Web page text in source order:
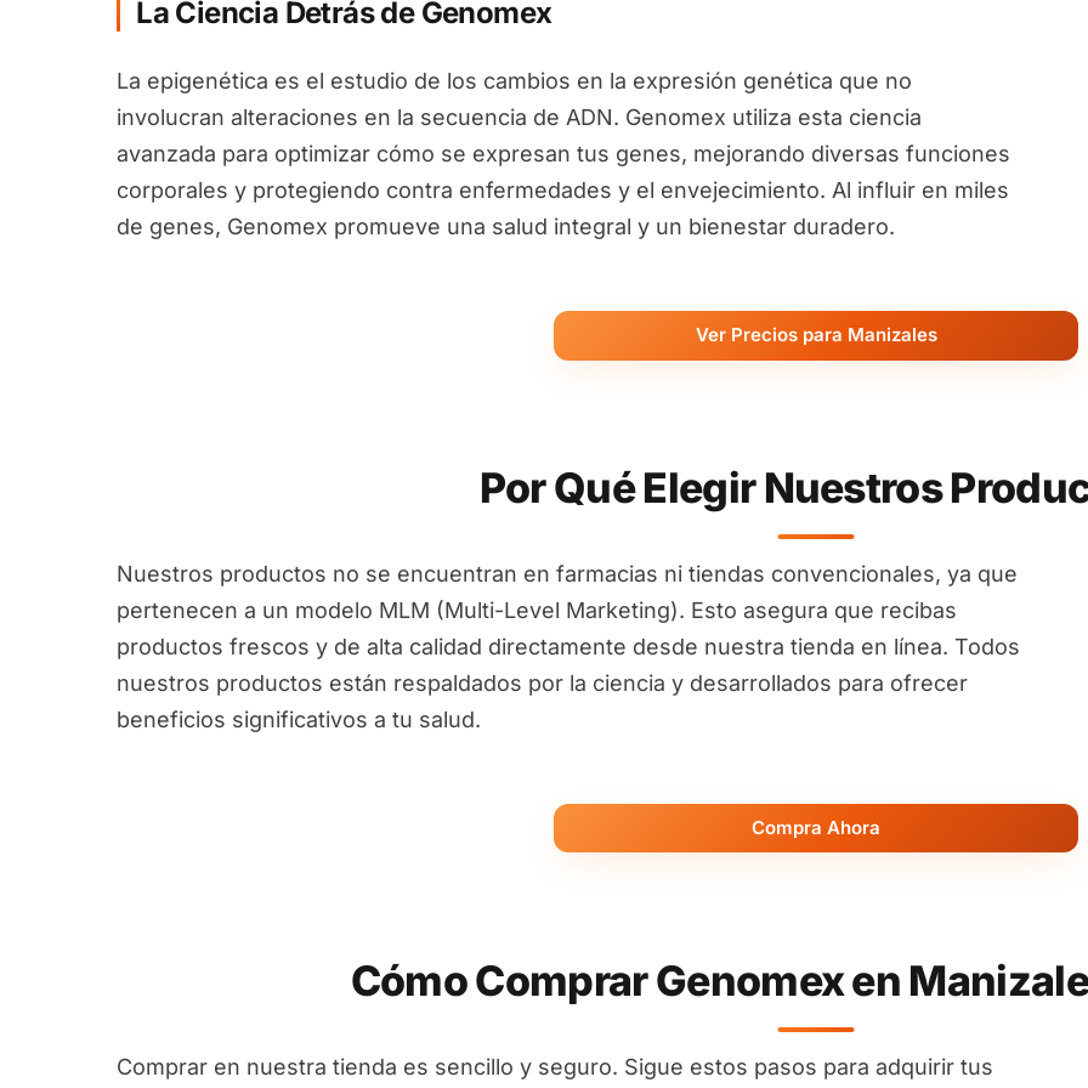
La Ciencia Detrás de Genomex
La epigenética es el estudio de los cambios en la expresión genética que no
involucran alteraciones en la secuencia de ADN. Genomex utiliza esta ciencia
avanzada para optimizar cómo se expresan tus genes, mejorando diversas funciones
corporales y protegiendo contra enfermedades y el envejecimiento. Al influir en miles
de genes, Genomex promueve una salud integral y un bienestar duradero.
Ver Precios para Manizales
Por Qué Elegir Nuestros
Nuestros productos no se encuentran en farmacias ni tiendas convencionales, ya que
pertenecen a un modelo MLM (Multi-Level Marketing). Esto asegura que recibas
productos frescos y de alta calidad directamente desde nuestra tienda en línea. Todos
nuestros productos están respaldados por la ciencia y desarrollados para ofrecer
beneficios significativos a tu salud.
Compra Ahora
Cómo Comprar Genomex en
Comprar en nuestra tienda es sencillo y seguro. Sigue estos pasos para adquirir tus